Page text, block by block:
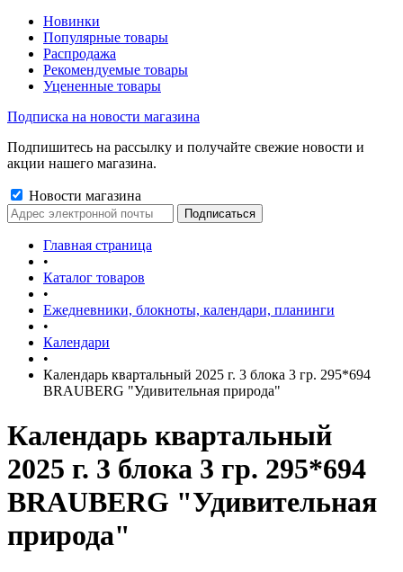
Новинки
Популярные товары
Распродажа
Рекомендуемые товары
Уцененные товары
Подписка на новости магазина
Подпишитесь на рассылку и получайте свежие новости и
акции нашего магазина.
Новости магазина
Главная страница
•
Каталог товаров
•
Ежедневники, блокноты, календари, планинги
•
Календари
•
Календарь квартальный 2025 г. 3 блока 3 гр. 295*694
BRAUBERG "Удивительная природа"
Календарь квартальный
2025 г. 3 блока 3 гр. 295*694
BRAUBERG "Удивительная
природа"